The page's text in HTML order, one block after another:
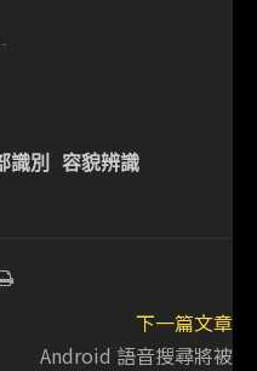
識別
容貌辨識
下一篇文章
Android 語音搜尋將被